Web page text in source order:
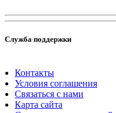
Служба поддержки
Контакты
Условия соглашения
Связаться с нами
Карта сайта